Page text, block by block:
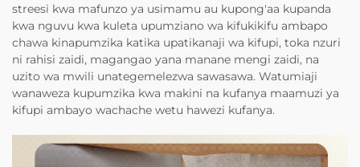
streesi kwa mafunzo ya usimamu au kupong'aa kupanda
kwa nguvu kwa kuleta upumziano wa kifukikifu ambapo
chawa kinapumzika katika upatikanaji wa kifupi, toka nzuri
ni rahisi zaidi, magangao yana manane mengi zaidi, na
uzito wa mwili unategemelezwa sawasawa. Watumiaji
wanaweza kupumzika kwa makini na kufanya maamuzi ya
kifupi ambayo wachache wetu hawezi kufanya.